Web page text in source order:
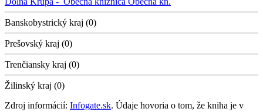
Banskobystrický kraj (0)
Prešovský kraj (0)
Trenčiansky kraj (0)
Žilinský kraj (0)
Zdroj informácií: Infogate.sk. Údaje hovoria o tom, že kniha je v